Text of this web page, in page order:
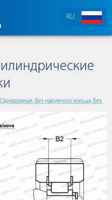
RU
Без наружного кольца, Без